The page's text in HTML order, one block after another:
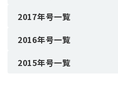
2017年号一覧
2016年号一覧
2015年号一覧